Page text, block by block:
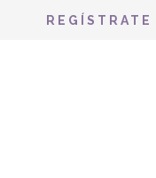
REGÍSTRATE